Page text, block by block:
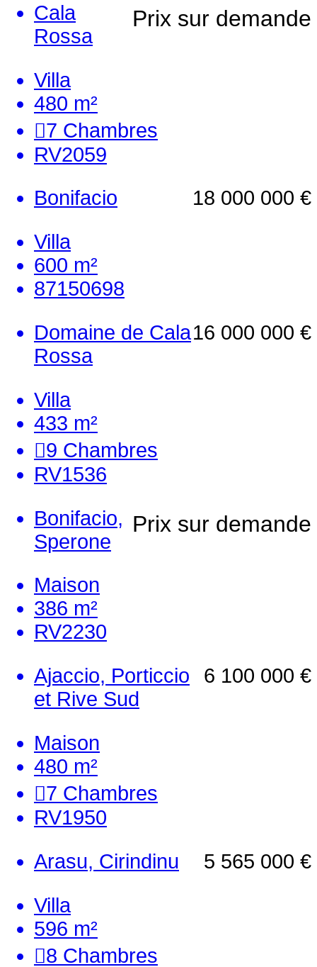
Prix sur demande
Cala
Rossa
Villa
480 m²
7 Chambres
RV2059
18 000 000 €
Bonifacio
Villa
600 m²
87150698
16 000 000 €
Domaine de Cala
Rossa
Villa
433 m²
9 Chambres
RV1536
Prix sur demande
Bonifacio,
Sperone
Maison
386 m²
RV2230
6 100 000 €
Ajaccio, Porticcio
et Rive Sud
Maison
480 m²
7 Chambres
RV1950
5 565 000 €
Arasu, Cirindinu
Villa
596 m²
8 Chambres